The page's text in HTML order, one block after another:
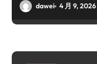
dawei 4 月 9, 2026